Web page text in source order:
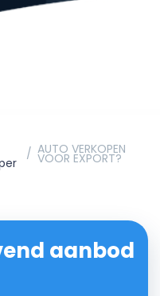
AUTO VERKOPEN
VOOR EXPORT?
aanbod